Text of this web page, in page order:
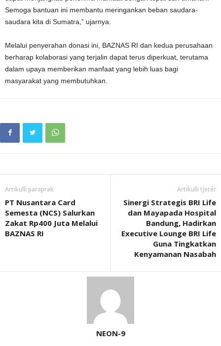
Semoga bantuan ini membantu meringankan beban saudara-
saudara kita di Sumatra,” ujarnya.
Melalui penyerahan donasi ini, BAZNAS RI dan kedua perusahaan
berharap kolaborasi yang terjalin dapat terus diperkuat, terutama
dalam upaya memberikan manfaat yang lebih luas bagi
masyarakat yang membutuhkan.
Artikulli paraprak
PT Nusantara Card
Semesta (NCS) Salurkan
Zakat Rp400 Juta Melalui
BAZNAS RI
Artikulli tjetër
Sinergi Strategis BRI Life
dan Mayapada Hospital
Bandung, Hadirkan
Executive Lounge BRI Life
Guna Tingkatkan
Kenyamanan Nasabah
NEON-9